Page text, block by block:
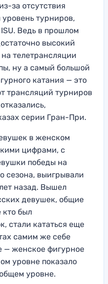
за отсутствия
турниров,
Ведь в прошлом
высокий
телетрансляции
ну а самый большой
катания — это
трансляций турниров
серии Гран-При.
в женском
цифрами, с
победы на
сезона, выигрывали
назад. Вышел
девушек, общие
кто был
стали кататься еще
самим же себе
— женское фигурное
уровне показало
уровне.